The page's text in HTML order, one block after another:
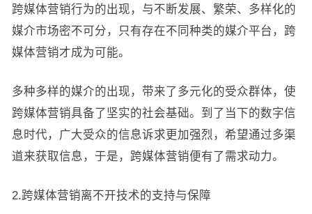
跨媒体营销行为的出现，与不断发展、繁荣、多样化的
媒介市场密不可分，只有存在不同种类的媒介平台，跨
媒体营销才成为可能。
多种多样的媒介的出现，带来了多元化的受众群体，使
跨媒体营销具备了坚实的社会基础。到了当下的数字信
息时代，广大受众的信息诉求更加强烈，希望通过多渠
道来获取信息，于是，跨媒体营销便有了需求动力。
2.跨媒体营销离不开技术的支持与保障